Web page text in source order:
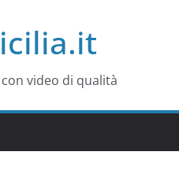
video di qualità